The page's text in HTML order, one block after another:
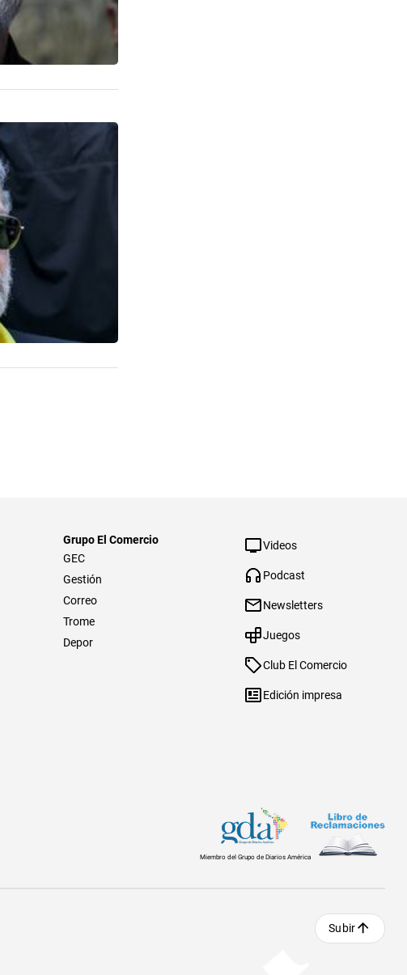
Grupo El Comercio
GEC
Gestión
Correo
Trome
Depor
Videos
Podcast
Newsletters
Juegos
Club El Comercio
Edición impresa
Miembro del Grupo de Diarios América
Subir